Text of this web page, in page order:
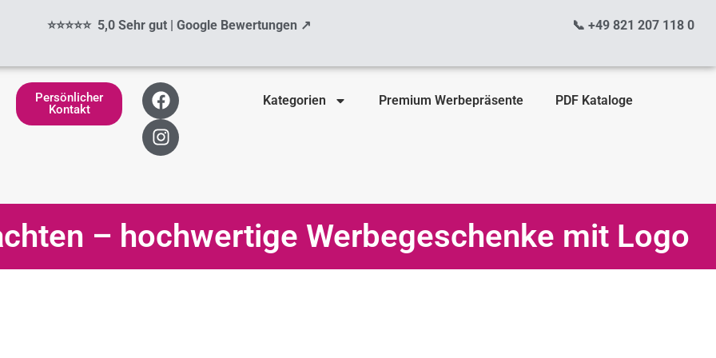
⭐⭐⭐⭐⭐ 5,0 Sehr gut | Google Bewertungen ↗ 📞 +49 821 207 118 0
Persönlicher
Kontakt
F
a
c
e
b
o
I
n
s
t
a
r
m
Kategorien Premium Werbepräsente PDF Kataloge
– hochwertige Werbegeschenke mit Logo